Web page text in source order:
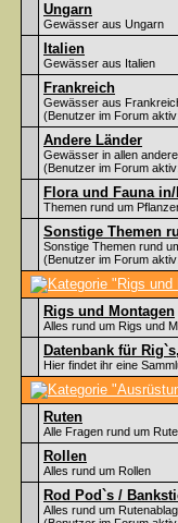
Ungarn
Gewässer aus Ungarn
Italien
Gewässer aus Italien
Frankreich
Gewässer aus
(Benutzer im Forum
Andere Länder
Gewässer in allen
(Benutzer im Forum
Flora und Fauna
Themen rund um
Sonstige Themen
Sonstige Themen rund
(Benutzer im Forum
Rigs und Montagen
Alles rund um Rigs und
Datenbank für
Hier findet ihr eine
Ruten
Alle Fragen rund um
Rollen
Alles rund um Rollen
Rod Pod`s /
Alles rund um